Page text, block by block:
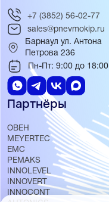
Партнёры
ОВЕН
MEYERTEC
EMC
PEMAKS
INNOLEVEL
INNOVERT
INNOCONT
+7 (3852) 56-02-77
sales@pnevmokip.ru
Барнаул ул. Антона
Петрова 236
Пн-Пт: 9:00 до 18:00